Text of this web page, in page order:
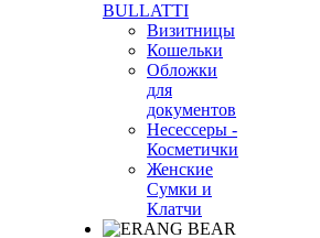
BULLATTI
Визитницы
Кошельки
Обложки
для
документов
Несессеры -
Косметички
Женские
Сумки и
Клатчи